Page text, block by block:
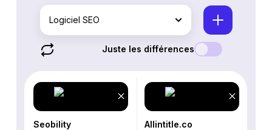
Logiciel SEO
Juste les différences
Seobility Allintitle.co